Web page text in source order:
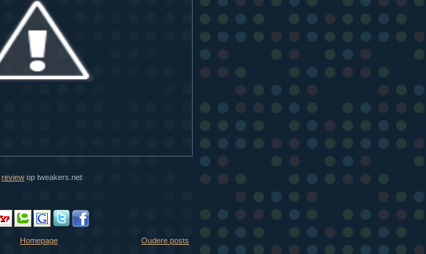
review op tweakers.net
Oudere posts
Homepage